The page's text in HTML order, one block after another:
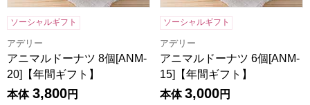
ソーシャルギフト
アデリー
アニマルドーナツ 8個[ANM-
20]【年間ギフト】
本体 3,800円
ソーシャルギフト
アデリー
アニマルドーナツ 6個[ANM-
15]【年間ギフト】
本体 3,000円